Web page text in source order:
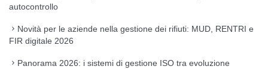
autocontrollo
Novità per le aziende nella gestione dei rifiuti: MUD, RENTRI e
FIR digitale 2026
Panorama 2026: i sistemi di gestione ISO tra evoluzione